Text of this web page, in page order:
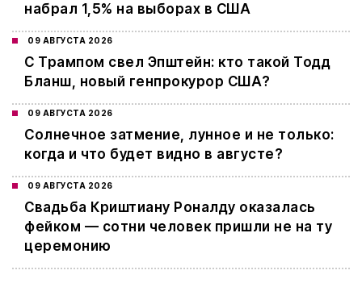
набрал 1,5% на выборах в США
09 АВГУСТА 2026
С Трампом свел Эпштейн: кто такой Тодд
Бланш, новый генпрокурор США?
09 АВГУСТА 2026
Cолнечное затмение, лунное и не только:
когда и что будет видно в августе?
09 АВГУСТА 2026
Свадьба Криштиану Роналду оказалась
фейком — сотни человек пришли не на ту
церемонию